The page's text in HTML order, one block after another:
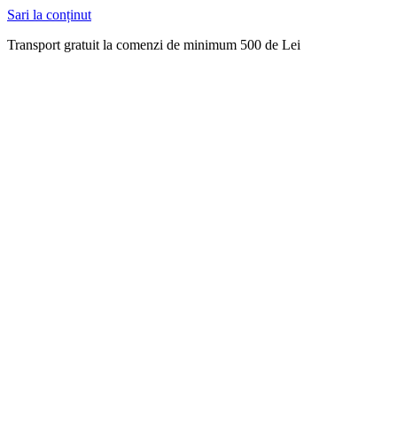
Sari la conținut
Transport gratuit la comenzi de minimum 500 de Lei